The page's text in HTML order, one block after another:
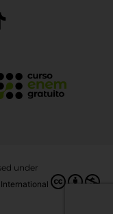
under